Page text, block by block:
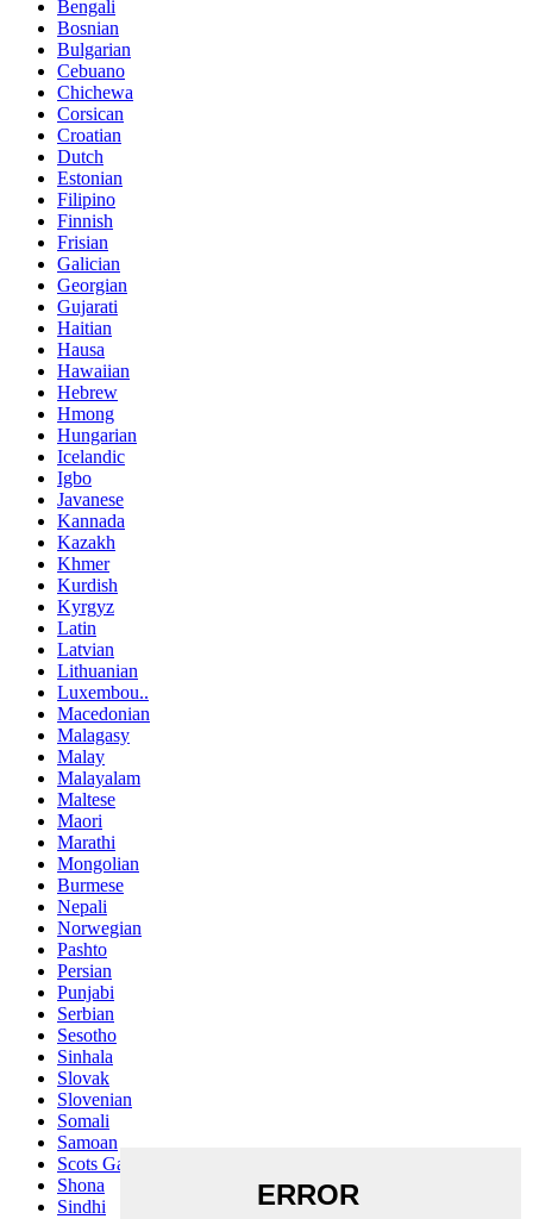
Bengali
Bosnian
Bulgarian
Cebuano
Chichewa
Corsican
Croatian
Dutch
Estonian
Filipino
Finnish
Frisian
Galician
Georgian
Gujarati
Haitian
Hausa
Hawaiian
Hebrew
Hmong
Hungarian
Icelandic
Igbo
Javanese
Kannada
Kazakh
Khmer
Kurdish
Kyrgyz
Latin
Latvian
Lithuanian
Luxembou..
Macedonian
Malagasy
Malay
Malayalam
Maltese
Maori
Marathi
Mongolian
Burmese
Nepali
Norwegian
Pashto
Persian
Punjabi
Serbian
Sesotho
Sinhala
Slovak
Slovenian
Somali
Samoan
Scots Gaelic
Shona
Sindhi